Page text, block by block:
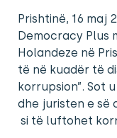
Prishtinë, 16 maj
Democracy Plus
Holandeze në
të në kuadër të
korrupsion”. Sot
dhe juristen e së
si të luftohet